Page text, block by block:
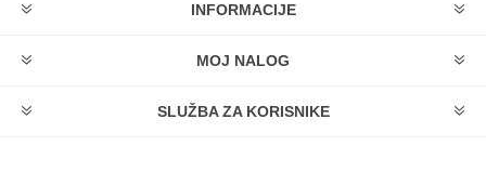
INFORMACIJE
MOJ NALOG
SLUŽBA ZA KORISNIKE